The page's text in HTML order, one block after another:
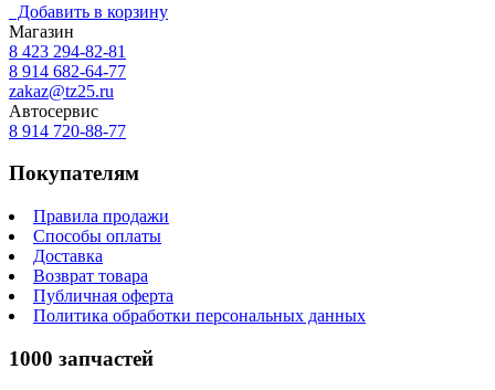
Добавить в корзину
Магазин
8 423 294-82-81
8 914 682-64-77
zakaz@tz25.ru
Автосервис
8 914 720-88-77
Покупателям
Правила продажи
Способы оплаты
Доставка
Возврат товара
Публичная оферта
Политика обработки персональных данных
1000 запчастей